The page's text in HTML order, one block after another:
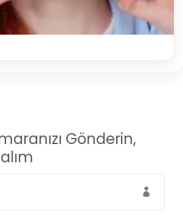
Gönderin,